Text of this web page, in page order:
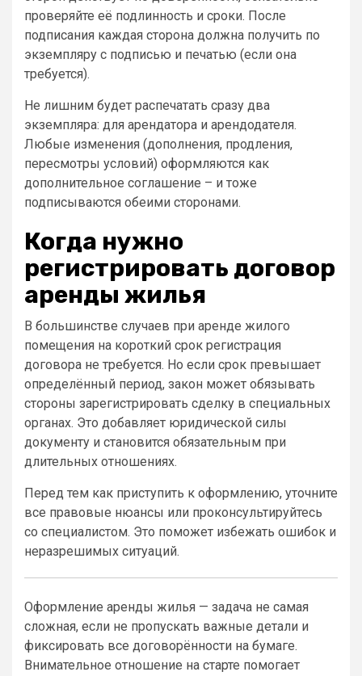
проверяйте её подлинность и сроки. После
подписания каждая сторона должна получить по
экземпляру с подписью и печатью (если она
требуется).
Не лишним будет распечатать сразу два
экземпляра: для арендатора и арендодателя.
Любые изменения (дополнения, продления,
пересмотры условий) оформляются как
дополнительное соглашение – и тоже
подписываются обеими сторонами.
Когда нужно
регистрировать договор
аренды жилья
В большинстве случаев при аренде жилого
помещения на короткий срок регистрация
договора не требуется. Но если срок превышает
определённый период, закон может обязывать
стороны зарегистрировать сделку в специальных
органах. Это добавляет юридической силы
документу и становится обязательным при
длительных отношениях.
Перед тем как приступить к оформлению, уточните
все правовые нюансы или проконсультируйтесь
со специалистом. Это поможет избежать ошибок и
неразрешимых ситуаций.
Оформление аренды жилья — задача не самая
сложная, если не пропускать важные детали и
фиксировать все договорённости на бумаге.
Внимательное отношение на старте помогает